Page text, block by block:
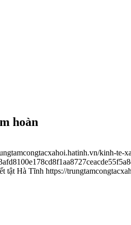
hoàn
kinh-te-
tật Hà Tĩnh https://